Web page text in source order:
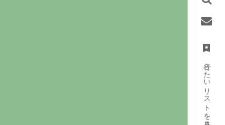
行きたいリストを見る